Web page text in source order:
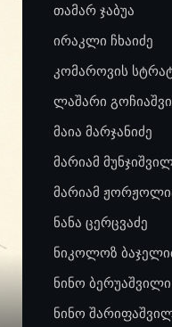
თამარ ჯაბუა
ირაკლი ჩხაიძე
კომაროვის
ლაშარი
მაია მარჯანიძე
მარიამ
მარიამ
ნანა ცერცვაძე
ნიკოლოზ
ნინო ბერუაშვილი
ნინო